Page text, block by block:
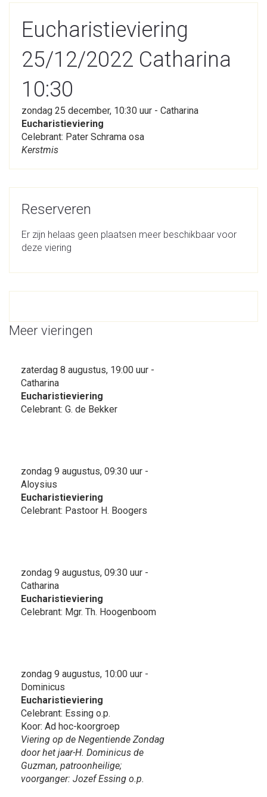
Eucharistieviering
25/12/2022 Catharina
10:30
zondag 25 december, 10:30 uur - Catharina
Eucharistieviering
Celebrant: Pater Schrama osa
Kerstmis
Reserveren
Er zijn helaas geen plaatsen meer beschikbaar voor
deze viering
Meer vieringen
zaterdag 8 augustus, 19:00 uur -
Catharina
Eucharistieviering
Celebrant: G. de Bekker
zondag 9 augustus, 09:30 uur -
Aloysius
Eucharistieviering
Celebrant: Pastoor H. Boogers
zondag 9 augustus, 09:30 uur -
Catharina
Eucharistieviering
Celebrant: Mgr. Th. Hoogenboom
zondag 9 augustus, 10:00 uur -
Dominicus
Eucharistieviering
Celebrant: Essing o.p.
Koor: Ad hoc-koorgroep
Viering op de Negentiende Zondag
door het jaar-H. Dominicus de
Guzman, patroonheilige;
voorganger: Jozef Essing o.p.